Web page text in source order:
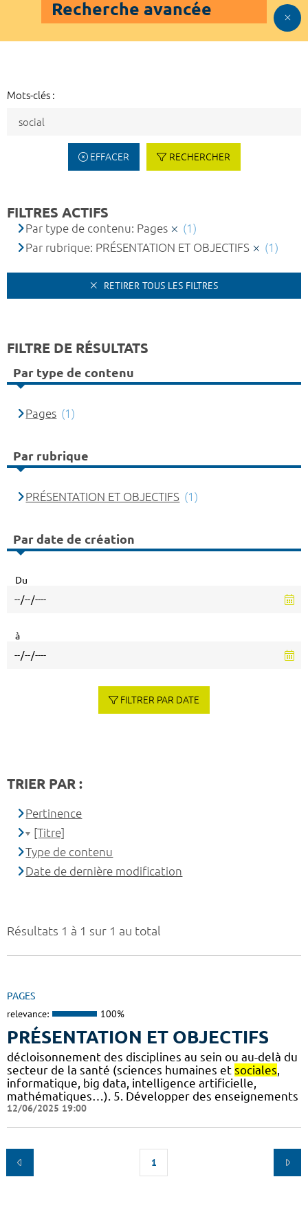
Recherche avancée
Mots-clés :
EFFACER RECHERCHER
Résultats 1 à 1 sur 1 au total
PAGES
relevance: 100%
PRÉSENTATION ET OBJECTIFS
décloisonnement des disciplines au sein ou au-delà du
secteur de la santé (sciences humaines et sociales
informatique, big data, intelligence artificielle,
mathématiques…). 5. Développer des enseignements
12/06/2025 19:00
1
FILTRES ACTIFS
Par type de contenu: Pages
(1)
Par rubrique: PRÉSENTATION ET OBJECTIFS
(1)
RETIRER TOUS LES FILTRES
FILTRE DE RÉSULTATS
Par type de contenu
Pages (1)
Par rubrique
PRÉSENTATION ET OBJECTIFS (1)
Par date de création
Du
à
FILTRER PAR DATE
TRIER PAR :
Pertinence
[Titre]
Type de contenu
Date de dernière modification